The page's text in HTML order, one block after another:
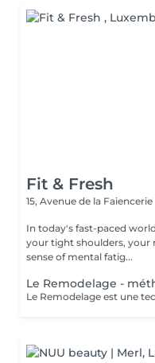
Fit & Fresh
15, Avenue de la Faiencerie
In today's fast-paced
your tight shoulders, your
sense of mental fatig...
Le Remodelage -